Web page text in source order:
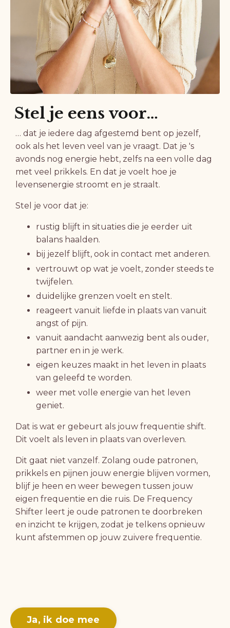
Stel je eens voor…
… dat je iedere dag afgestemd bent op jezelf,
ook als het leven veel van je vraagt. Dat je 's
avonds nog energie hebt, zelfs na een volle dag
met veel prikkels. En dat je voelt hoe je
levensenergie stroomt en je straalt.
Stel je voor dat je:
rustig blijft in situaties die je eerder uit
balans haalden.
bij jezelf blijft, ook in contact met anderen.
vertrouwt op wat je voelt, zonder steeds te
twijfelen.
duidelijke grenzen voelt en stelt.
reageert vanuit liefde in plaats van vanuit
angst of pijn.
vanuit aandacht aanwezig bent als ouder,
partner en in je werk.
eigen keuzes maakt in het leven in plaats
van geleefd te worden.
weer met volle energie van het leven
geniet.
Dat is wat er gebeurt als jouw frequentie shift.
Dit voelt als leven in plaats van overleven.
Dit gaat niet vanzelf. Zolang oude patronen,
prikkels en pijnen jouw energie blijven vormen,
blijf je heen en weer bewegen tussen jouw
eigen frequentie en die ruis. De Frequency
Shifter leert je oude patronen te doorbreken
en inzicht te krijgen, zodat je telkens opnieuw
kunt afstemmen op jouw zuivere frequentie.
Ja, ik doe mee